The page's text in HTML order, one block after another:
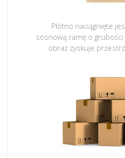
Płótno naciągnięte
sosnową ramę o grubości
obraz zyskuje